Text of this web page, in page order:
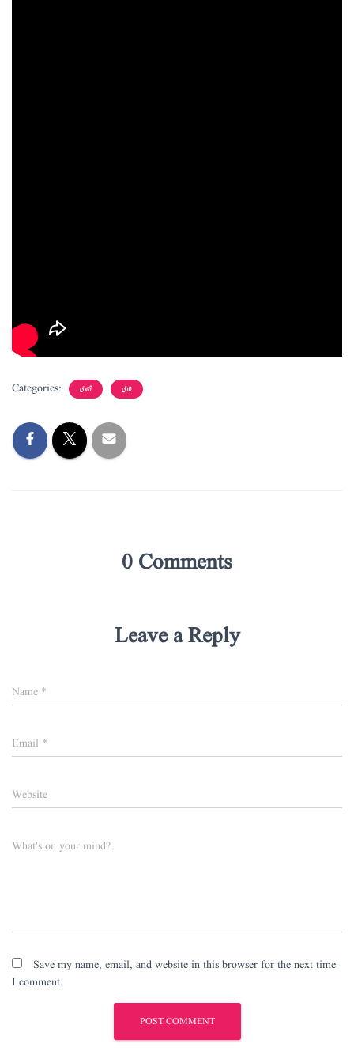
Categories: آزادی غلامی
0 Comments
Leave a Reply
Name *
Email *
Website
What's on your mind?
Save my name, email, and website in this browser for the next time
I comment.